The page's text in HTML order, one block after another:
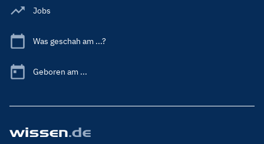
Jobs
Was geschah am ...?
Geboren am ...